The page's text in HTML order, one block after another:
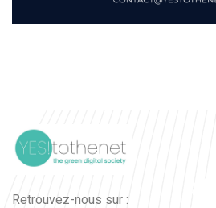
Retrouvez-nous sur :